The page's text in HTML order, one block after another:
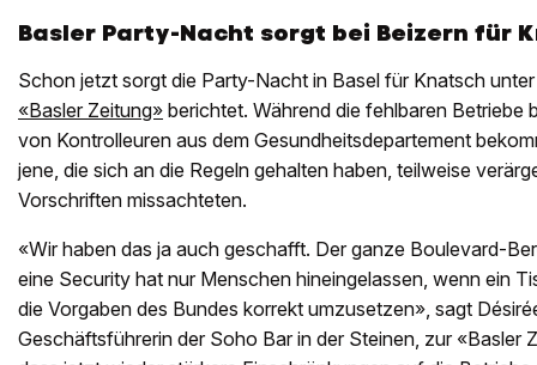
Basler Party-Nacht sorgt bei Beizern für
Schon jetzt sorgt die Party-Nacht in Basel für Knatsch
«Basler Zeitung» berichtet. Während die fehlbaren Betriebe
von Kontrolleuren aus dem Gesundheitsdepartement
jene, die sich an die Regeln gehalten haben, teilweise
Vorschriften missachteten.
«Wir haben das ja auch geschafft. Der ganze Boulevard-
eine Security hat nur Menschen hineingelassen, wenn ein
die Vorgaben des Bundes korrekt umzusetzen», sagt
Geschäftsführerin der Soho Bar in der Steinen, zur «Basler